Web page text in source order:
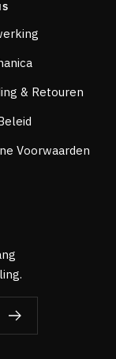
& Retouren
Voorwaarden